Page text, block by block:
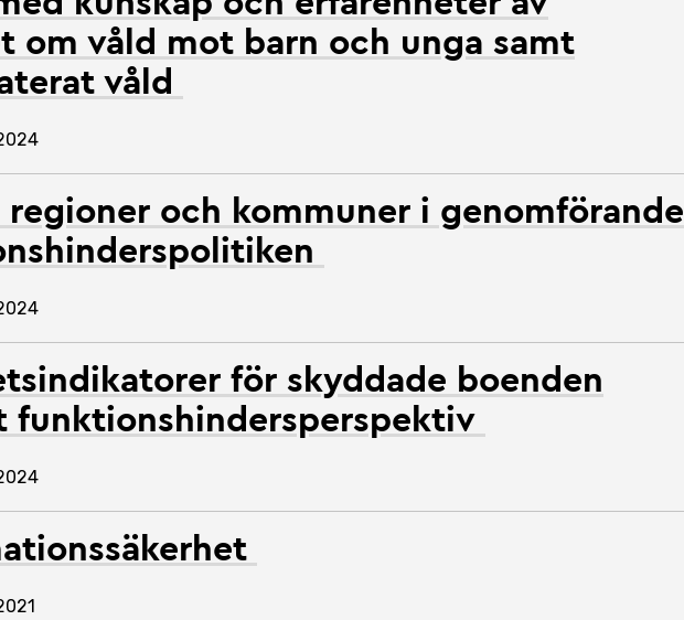
om våld mot barn och unga samt
våld
regioner och kommuner i genomförande
för skyddade boenden
funktionshindersperspektiv